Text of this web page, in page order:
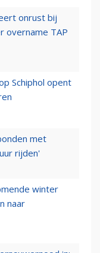
onrust bij
overname TAP
Schiphol opent
met
rijden'
winter
naar